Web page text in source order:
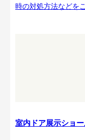
時の対処方法などを
室内ドア展示ショ